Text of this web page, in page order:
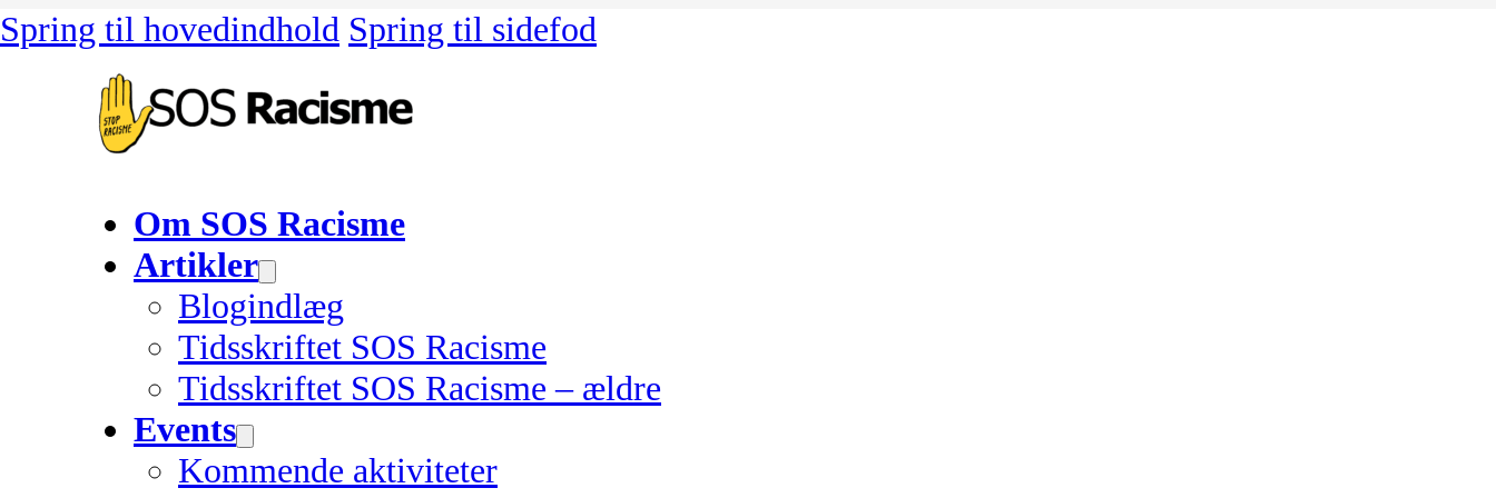
Spring til hovedindhold Spring til sidefod
Om SOS Racisme
Artikler
Blogindlæg
Tidsskriftet SOS Racisme
Tidsskriftet SOS Racisme – ældre
Events
Kommende aktiviteter